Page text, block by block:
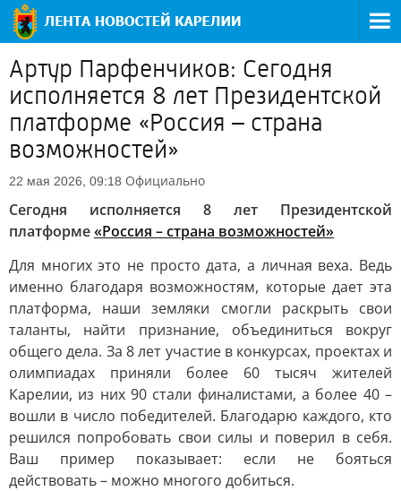
Артур Парфенчиков: Сегодня
исполняется 8 лет Президентской
платформе «Россия – страна
возможностей»
22 мая 2026, 09:18 Официально
Сегодня исполняется 8 лет Президентской
платформе«Россия – страна возможностей»
Для многих это не просто дата, а личная веха. Ведь
именно благодаря возможностям, которые дает эта
платформа, наши земляки смогли раскрыть свои
таланты, найти признание, объединиться вокруг
общего дела. За 8 лет участие в конкурсах, проектах и
олимпиадах приняли более 60 тысяч жителей
Карелии, из них 90 стали финалистами, а более 40 –
вошли в число победителей. Благодарю каждого, кто
решился попробовать свои силы и поверил в себя.
Ваш пример показывает: если не бояться
действовать – можно многого добиться.